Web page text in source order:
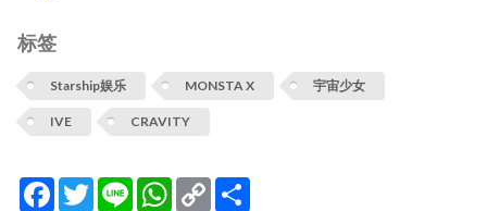
标签
Starship娱乐 MONSTA X 宇宙少女
IVE CRAVITY
Facebook
TwitterLine WhatsApp
Copy
Link